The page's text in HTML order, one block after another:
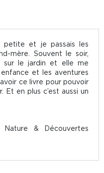
petite et je passais les
mère. Souvent le soir,
sur le jardin et elle me
et les aventures
ce livre pour pouvoir
Et en plus c’est aussi un
Nature & Découvertes